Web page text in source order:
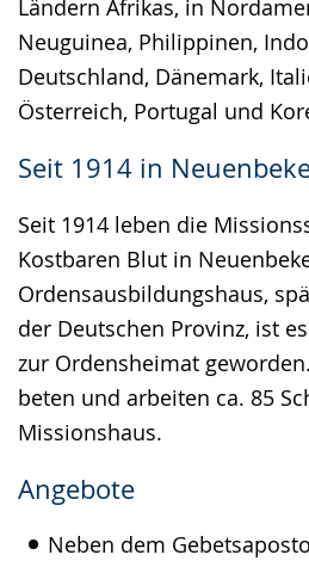
Ländern Afrikas, in
Neuguinea, Philippinen,
Deutschland, Dänemark,
Österreich, Portugal und
Seit 1914 in
Seit 1914 leben die
Kostbaren Blut in
Ordensausbildungshaus,
der Deutschen Provinz, ist
zur Ordensheimat
beten und arbeiten ca. 85
Missionshaus.
Angebote
Neben dem